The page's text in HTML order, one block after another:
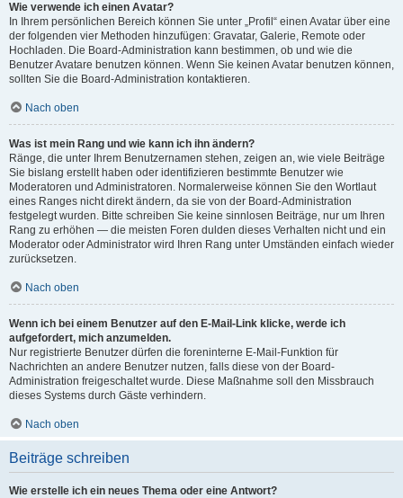
Wie verwende ich einen Avatar?
In Ihrem persönlichen Bereich können Sie unter „Profil“ einen Avatar über eine
der folgenden vier Methoden hinzufügen: Gravatar, Galerie, Remote oder
Hochladen. Die Board-Administration kann bestimmen, ob und wie die
Benutzer Avatare benutzen können. Wenn Sie keinen Avatar benutzen können,
sollten Sie die Board-Administration kontaktieren.
Nach oben
Was ist mein Rang und wie kann ich ihn ändern?
Ränge, die unter Ihrem Benutzernamen stehen, zeigen an, wie viele Beiträge
Sie bislang erstellt haben oder identifizieren bestimmte Benutzer wie
Moderatoren und Administratoren. Normalerweise können Sie den Wortlaut
eines Ranges nicht direkt ändern, da sie von der Board-Administration
festgelegt wurden. Bitte schreiben Sie keine sinnlosen Beiträge, nur um Ihren
Rang zu erhöhen — die meisten Foren dulden dieses Verhalten nicht und ein
Moderator oder Administrator wird Ihren Rang unter Umständen einfach wieder
zurücksetzen.
Nach oben
Wenn ich bei einem Benutzer auf den E-Mail-Link klicke, werde ich
aufgefordert, mich anzumelden.
Nur registrierte Benutzer dürfen die foreninterne E-Mail-Funktion für
Nachrichten an andere Benutzer nutzen, falls diese von der Board-
Administration freigeschaltet wurde. Diese Maßnahme soll den Missbrauch
dieses Systems durch Gäste verhindern.
Nach oben
Beiträge schreiben
Wie erstelle ich ein neues Thema oder eine Antwort?